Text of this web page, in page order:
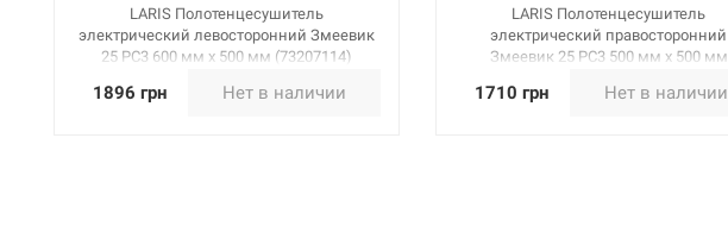
LARIS Полотенцесушитель
электрический левосторонний Змеевик
25 PC3 600 мм х 500 мм (73207114)
1896 грн Нет в наличии
LARIS Полотенцесушитель
электрический правосторонний
Змеевик 25 PC3 500 мм х 500 мм
1710 грн Нет в наличии